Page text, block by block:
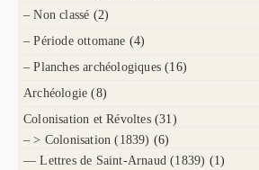
– Non classé (2)
– Période ottomane (4)
– Planches archéologiques (16)
Archéologie (8)
Colonisation et Révoltes (31)
– > Colonisation (1839) (6)
— Lettres de Saint-Arnaud (1839) (1)